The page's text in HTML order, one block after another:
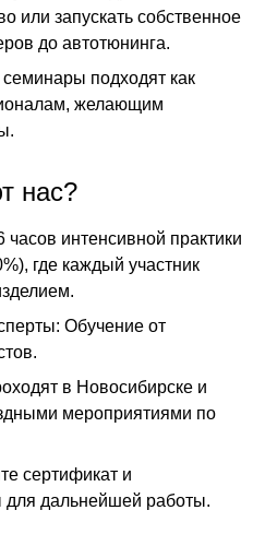
или запускать собственное
до автотюнинга.
подходят как
желающим
нас?
интенсивной практики
где каждый участник
Обучение от
в Новосибирске и
мероприятиями по
сертификат и
для дальнейшей работы.